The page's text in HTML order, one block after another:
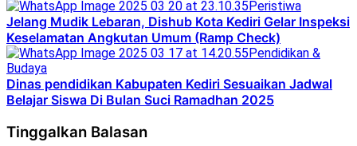
Peristiwa
Jelang Mudik Lebaran, Dishub Kota Kediri Gelar Inspeksi
Keselamatan Angkutan Umum (Ramp Check)
Pendidikan &
Budaya
Dinas pendidikan Kabupaten Kediri Sesuaikan Jadwal
Belajar Siswa Di Bulan Suci Ramadhan 2025
Tinggalkan Balasan